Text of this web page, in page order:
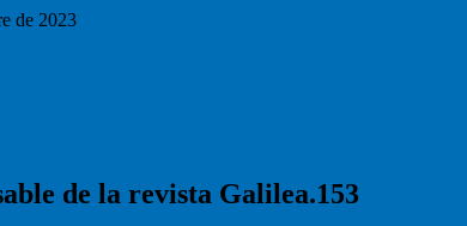
de 2023
de la revista Galilea.153